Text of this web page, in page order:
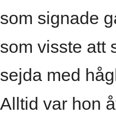
som signade
som visste att
sejda med
Alltid var hon